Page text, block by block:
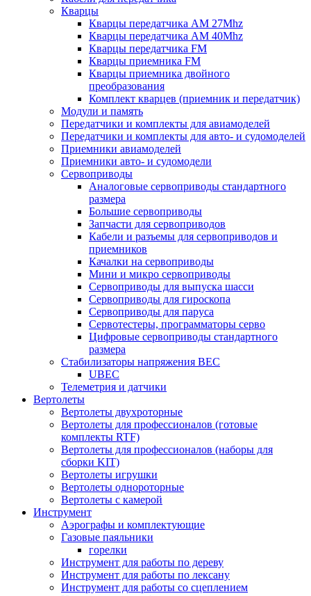
Кварцы
Кварцы передатчика AM 27Mhz
Кварцы передатчика AM 40Mhz
Кварцы передатчика FM
Кварцы приемника FM
Кварцы приемника двойного
преобразования
Комплект кварцев (приемник и передатчик)
Модули и память
Передатчики и комплекты для авиамоделей
Передатчики и комплекты для авто- и судомоделей
Приемники авиамоделей
Приемники авто- и судомодели
Сервоприводы
Аналоговые сервоприводы стандартного
размера
Большие сервоприводы
Запчасти для сервоприводов
Кабели и разъемы для сервоприводов и
приемников
Качалки на сервоприводы
Мини и микро сервоприводы
Сервоприводы для выпуска шасси
Сервоприводы для гироскопа
Сервоприводы для паруса
Сервотестеры, программаторы серво
Цифровые сервоприводы стандартного
размера
Стабилизаторы напряжения BEC
UBEC
Телеметрия и датчики
Вертолеты
Вертолеты двухроторные
Вертолеты для профессионалов (готовые
комплекты RTF)
Вертолеты для профессионалов (наборы для
сборки KIT)
Вертолеты игрушки
Вертолеты однороторные
Вертолеты с камерой
Инструмент
Аэрографы и комплектующие
Газовые паяльники
горелки
Инструмент для работы по дереву
Инструмент для работы по лексану
Инструмент для работы со сцеплением